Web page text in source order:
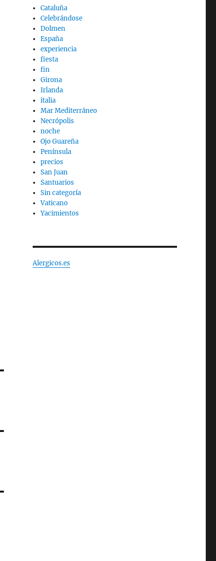
Cataluña
Celebrándose
Dolmen
España
experiencia
fiesta
fin
Girona
Irlanda
italia
Mar Mediterráneo
Necrópolis
noche
Ojo Guareña
Península
precios
San Juan
Santuarios
Sin categoría
Vaticano
Yacimientos
Alergicos.es